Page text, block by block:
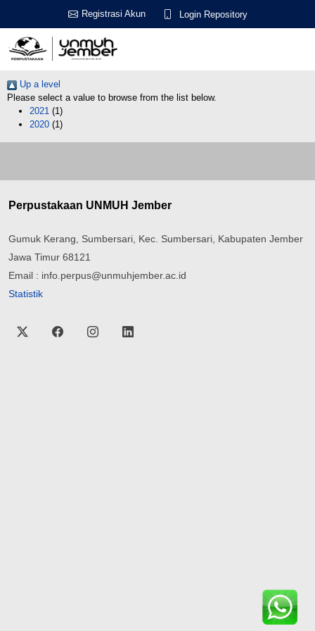
Registrasi Akun Login Repository
Up a level
Please select a value to browse from the list below.
2021 (1)
2020 (1)
Perpustakaan UNMUH Jember
Gumuk Kerang, Sumbersari, Kec. Sumbersari, Kabupaten Jember
Jawa Timur 68121
Email : info.perpus@unmuhjember.ac.id
Statistik